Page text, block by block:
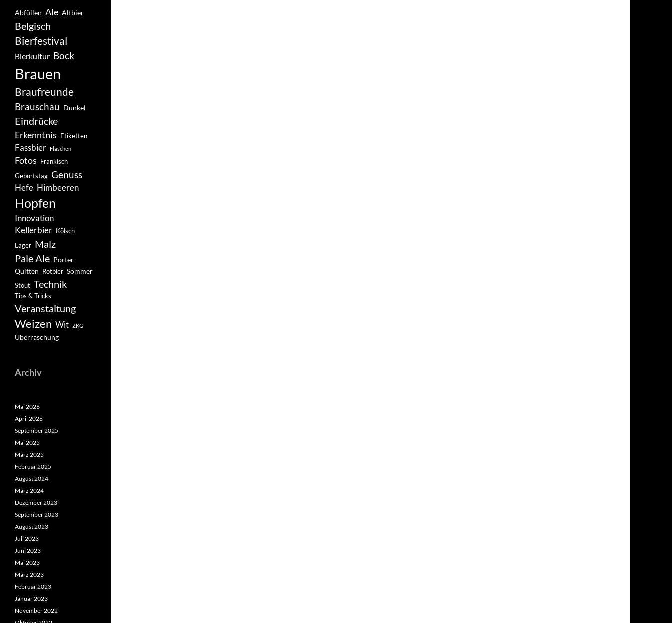
Abfüllen Ale Altbier
Belgisch
Bierfestival
Bierkultur Bock
Brauen
Braufreunde
Brauschau Dunkel
Eindrücke
Erkenntnis Etiketten
Fassbier Flaschen
Fotos Fränkisch
Geburtstag Genuss
Hefe Himbeeren
Hopfen
Innovation
Kellerbier Kölsch
Lager Malz
Pale Ale Porter
Quitten Rotbier Sommer
Stout Technik
Tips & Tricks
Veranstaltung
Weizen Wit ZKG
Überraschung
Archiv
Mai 2026
April 2026
September 2025
Mai 2025
März 2025
Februar 2025
August 2024
März 2024
Dezember 2023
September 2023
August 2023
Juli 2023
Juni 2023
Mai 2023
März 2023
Februar 2023
Januar 2023
November 2022